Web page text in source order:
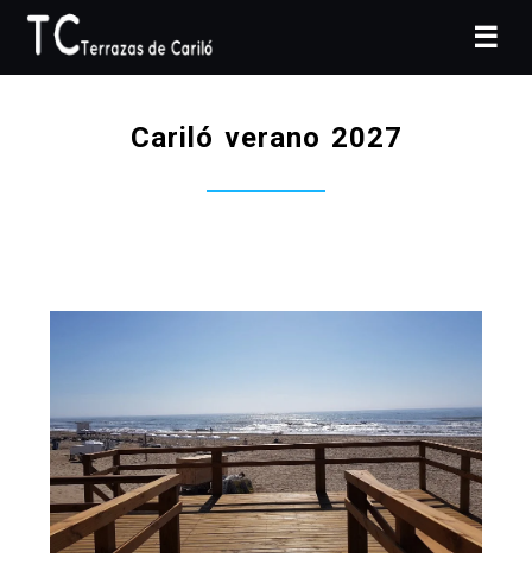
☰
Cariló verano 2027